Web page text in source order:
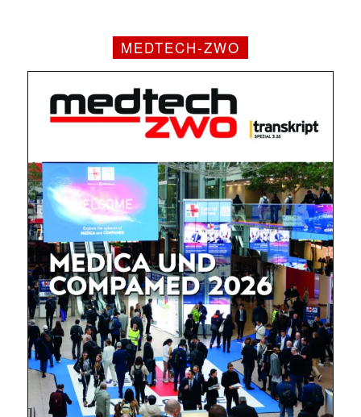
Mit dem |transkript-Newsletter
jede Woche aktuell informiert.
MEDTECH-ZWO